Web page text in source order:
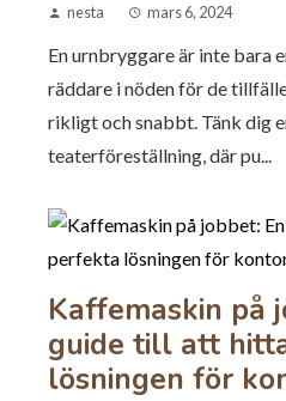
nesta mars 6, 2024
En urnbryggare är inte bara
räddare i nöden för de
rikligt och snabbt. Tänk dig
teaterföreställning, där pu...
Kaffemaskin på
guide till att
lösningen för